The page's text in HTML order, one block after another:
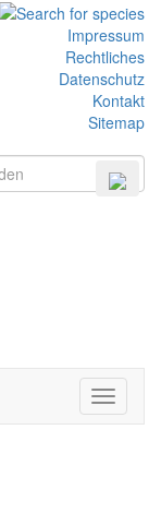
Impressum
Rechtliches
Datenschutz
Kontakt
Sitemap
Zeige